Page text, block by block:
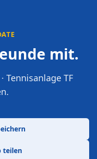
mit.
Tennisanlage TF
teilen